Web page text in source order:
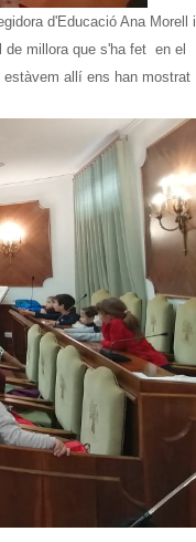
d'Educació Ana Morell i
de millora que s'ha fet en el
allí ens han mostrat